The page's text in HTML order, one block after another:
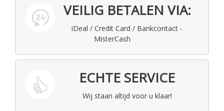
VEILIG BETALEN VIA:
iDeal / Credit Card / Bankcontact -
MisterCash
ECHTE SERVICE
Wij staan altijd voor u klaar!